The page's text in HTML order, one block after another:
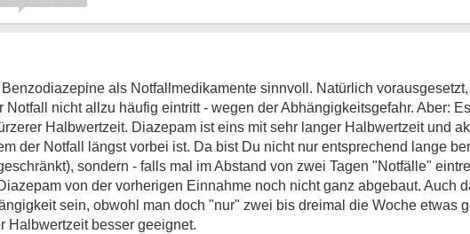
als Notfallmedikamente sinnvoll. Natürlich vorausgesetzt,
Notfall nicht allzu häufig eintritt - wegen der Abhängigkeitsgefahr. Aber:
Halbwertzeit. Diazepam ist eins mit sehr langer Halbwertzeit und
der Notfall längst vorbei ist. Da bist Du nicht nur entsprechend lange
sondern - falls mal im Abstand von zwei Tagen "Notfälle"
von der vorherigen Einnahme noch nicht ganz abgebaut. Auch
sein, obwohl man doch "nur" zwei bis dreimal die Woche etwas
Halbwertzeit besser geeignet.